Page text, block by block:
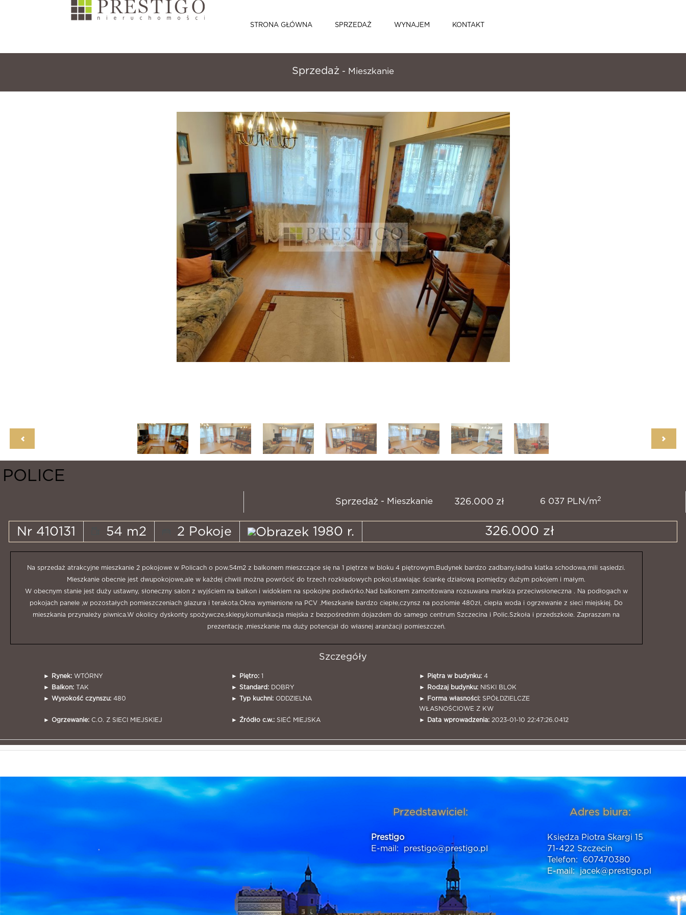
STRONA GŁÓWNA SPRZEDAŻ WYNAJEM KONTAKT
Sprzedaż - Mieszkanie
POLICE
Sprzedaż - Mieszkanie 326.000 zł 6 037 PLN/m2
Nr 410131 54 m2 2 Pokoje 1980 r. 326.000 zł
Na sprzedaż atrakcyjne mieszkanie 2 pokojowe w Policach o pow.54m2 z balkonem mieszczące się na 1 piętrze w bloku 4 piętrowym.Budynek bardzo zadbany,ładna klatka schodowa,mili sąsiedzi.
Mieszkanie obecnie jest dwupokojowe,ale w każdej chwili można powrócić do trzech rozkładowych pokoi,stawiając ściankę działową pomiędzy dużym pokojem i małym.
W obecnym stanie jest duży ustawny, słoneczny salon z wyjściem na balkon i widokiem na spokojne podwórko.Nad balkonem zamontowana rozsuwana markiza przeciwsłoneczna . Na podłogach w
pokojach panele ,w pozostałych pomieszczeniach glazura i terakota.Okna wymienione na PCV .Mieszkanie bardzo ciepłe,czynsz na poziomie 480zł, ciepła woda i ogrzewanie z sieci miejskiej. Do
mieszkania przynależy piwnica.W okolicy dyskonty spożywcze,sklepy,komunikacja miejska z bezpośrednim dojazdem do samego centrum Szczecina i Polic.Szkoła i przedszkole. Zapraszam na
prezentację ,mieszkanie ma duży potencjał do własnej aranżacji pomieszczeń.
Szczegóły
► Rynek: WTÓRNY ► Piętro: 1 ► Piętra w budynku: 4
►
Balkon: TAK ► Standard: DOBRY ► Rodzaj budynku: NISKI BLOK
► Wysokość czynszu: 480 ► Typ kuchni: ODDZIELNA ► Forma własności: SPÓŁDZIELCZE
WŁASNOŚCIOWE Z KW
► Ogrzewanie: C.O. Z SIECI MIEJSKIEJ ► Źródło c.w.: SIEĆ MIEJSKA ► Data wprowadzenia: 2023-01-10 22:47:26.0412
Przedstawiciel:
Prestigo
E-mail:
prestigo@prestigo.pl
Adres biura:
Księdza Piotra Skargi 15
71-422 Szczecin
Telefon:
607470380
E-mail: jacek@prestigo.pl